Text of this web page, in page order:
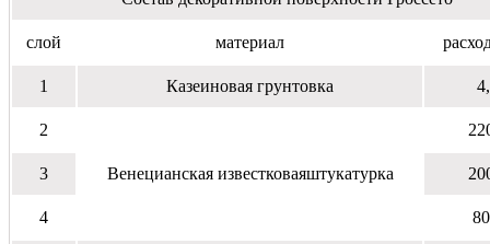
слой материал
1 Казеиновая грунтовка
2
Венецианская известковаяштукатурка
3
4